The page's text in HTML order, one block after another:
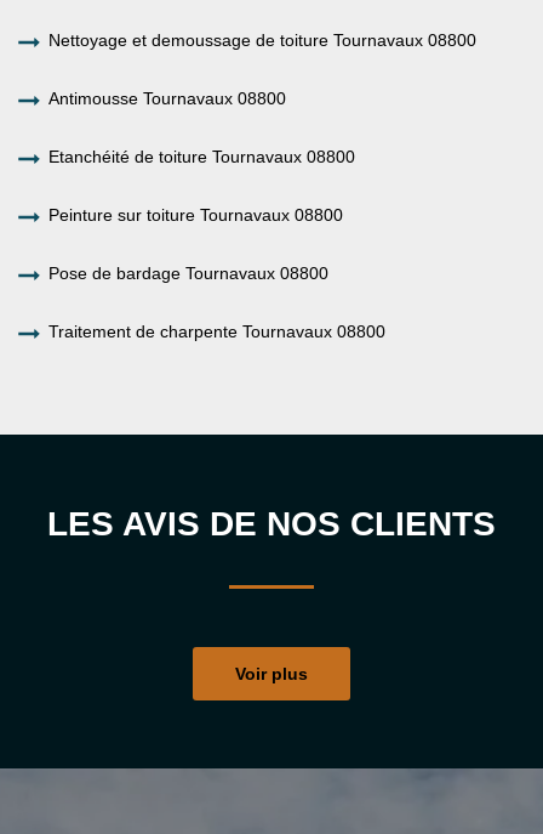
Nettoyage et demoussage de toiture Tournavaux 08800
Antimousse Tournavaux 08800
Etanchéité de toiture Tournavaux 08800
Peinture sur toiture Tournavaux 08800
Pose de bardage Tournavaux 08800
Traitement de charpente Tournavaux 08800
LES AVIS DE NOS CLIENTS
Voir plus